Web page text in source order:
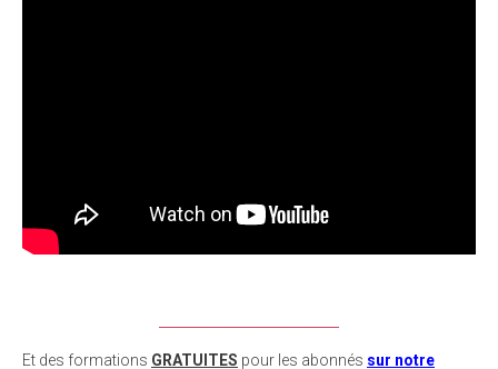
Et des formations GRATUITES pour les abonnés sur notre